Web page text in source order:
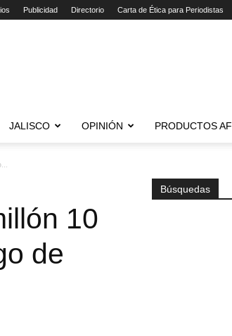
Publicidad Directorio Carta de Ética para Periodistas
JALISCO OPINIÓN PRODUCTOS AF
10
de
Búsquedas